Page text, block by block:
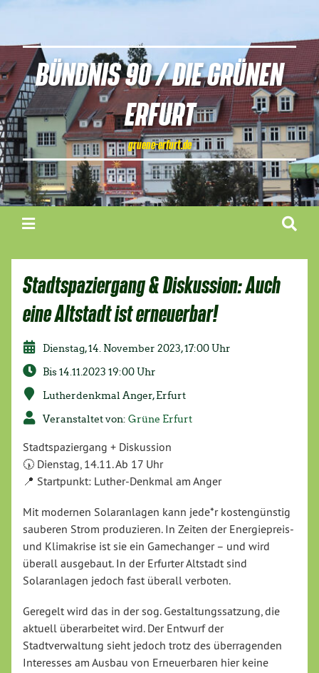
BÜNDNIS 90 / DIE GRÜNEN
ERFURT
gruene-erfurt.de
Stadtspaziergang & Diskussion: Auch
eine Altstadt ist erneuerbar!
Dienstag, 14. November 2023, 17:00 Uhr
Bis 14.11.2023 19:00 Uhr
Lutherdenkmal Anger, Erfurt
Veranstaltet von:Grüne Erfurt
Stadtspaziergang + Diskussion
🕠 Dienstag, 14.11. Ab 17 Uhr
📍 Startpunkt: Luther-Denkmal am Anger
Mit modernen Solaranlagen kann jede*r kostengünstig
sauberen Strom produzieren. In Zeiten der Energiepreis-
und Klimakrise ist sie ein Gamechanger – und wird
überall ausgebaut. In der Erfurter Altstadt sind
Solaranlagen jedoch fast überall verboten.
Geregelt wird das in der sog. Gestaltungssatzung, die
aktuell überarbeitet wird. Der Entwurf der
Stadtverwaltung sieht jedoch trotz des überragenden
Interesses am Ausbau von Erneuerbaren hier keine